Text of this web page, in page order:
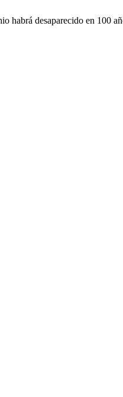
habrá desaparecido en 100